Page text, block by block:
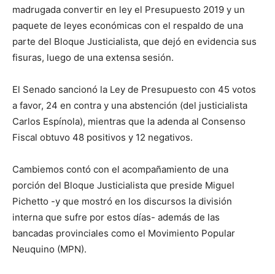
madrugada convertir en ley el Presupuesto 2019 y un
paquete de leyes económicas con el respaldo de una
parte del Bloque Justicialista, que dejó en evidencia sus
fisuras, luego de una extensa sesión.
El Senado sancionó la Ley de Presupuesto con 45 votos
a favor, 24 en contra y una abstención (del justicialista
Carlos Espínola), mientras que la adenda al Consenso
Fiscal obtuvo 48 positivos y 12 negativos.
Cambiemos contó con el acompañamiento de una
porción del Bloque Justicialista que preside Miguel
Pichetto -y que mostró en los discursos la división
interna que sufre por estos días- además de las
bancadas provinciales como el Movimiento Popular
Neuquino (MPN).